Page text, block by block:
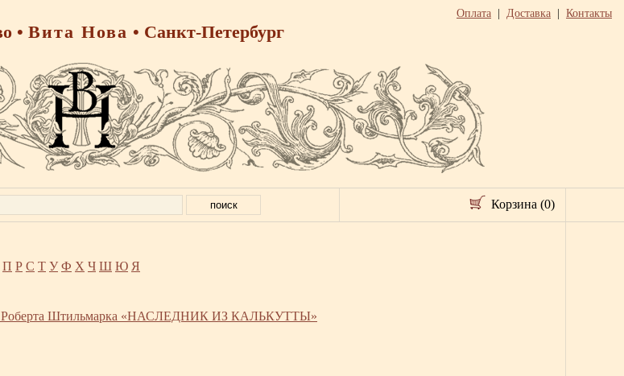
Оплата Доставка Контакты
• Вита Нова • Санкт-Петербург
Корзина (0)
П Р С Т У Ф Х Ч Ш Ю Я
Роберта Штильмарка «НАСЛЕДНИК ИЗ КАЛЬКУТТЫ»